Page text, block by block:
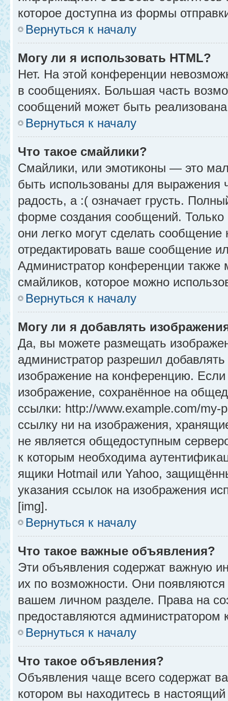
которое доступна из формы
Вернуться к началу
Могу ли я использовать HTML?
Нет. На этой конференции
в сообщениях. Большая часть
сообщений может быть
Вернуться к началу
Что такое смайлики?
Смайлики, или эмотиконы — это
быть использованы для выражения
радость, а :( означает грусть.
форме создания сообщений. Только
они легко могут сделать
отредактировать ваше сообщение
Администратор конференции также
смайликов, которое можно
Вернуться к началу
Могу ли я добавлять
Да, вы можете размещать
администратор разрешил
изображение на конференцию.
изображение, сохранённое на
ссылки: http://www.example.com/
ссылку ни на изображения,
не является общедоступным
к которым необходима
ящики Hotmail или Yahoo,
указания ссылок на изображения
[img].
Вернуться к началу
Что такое важные объявления?
Эти объявления содержат важную
их по возможности. Они
вашем личном разделе. Права на
предоставляются администратором
Вернуться к началу
Что такое объявления?
Объявления чаще всего содержат
котором вы находитесь в